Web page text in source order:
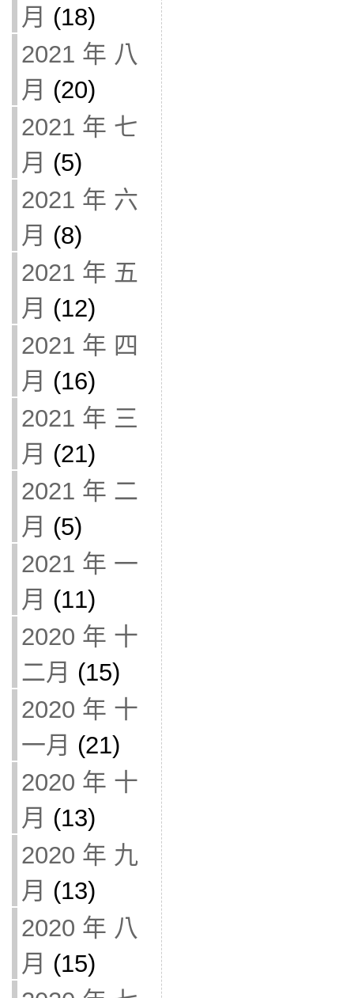
月 (18)
2021 年 八
月 (20)
2021 年 七
月 (5)
2021 年 六
月 (8)
2021 年 五
月 (12)
2021 年 四
月 (16)
2021 年 三
月 (21)
2021 年 二
月 (5)
2021 年 一
月 (11)
2020 年 十
二月 (15)
2020 年 十
一月 (21)
2020 年 十
月 (13)
2020 年 九
月 (13)
2020 年 八
月 (15)